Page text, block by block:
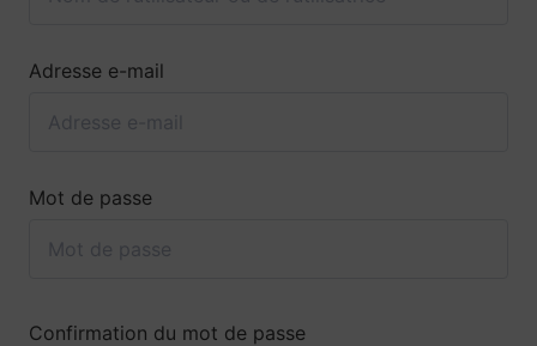
Adresse e-mail
Mot de passe
Confirmation du mot de passe